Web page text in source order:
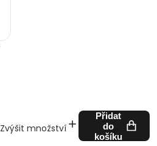
Zvýšit množství
Přidat
do
košíku